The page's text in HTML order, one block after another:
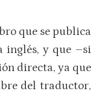
que se publica
inglés, y que –si
directa, ya que
del traductor,